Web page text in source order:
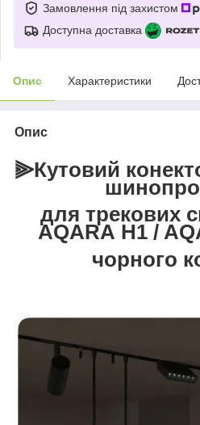
Замовлення під захистом
Доступна доставка
Опис Характеристики
Опис
⫸Кутовий
для трековиx
AQARA H1 /
чорного